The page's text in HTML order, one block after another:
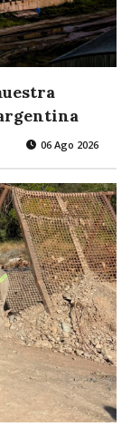
06 Ago 2026